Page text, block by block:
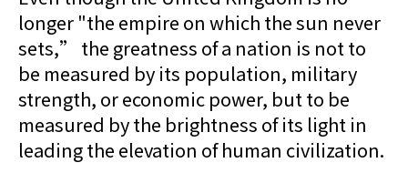
longer "the empire on which the sun never
sets,” the greatness of a nation is not to
be measured by its population, military
strength, or economic power, but to be
measured by the brightness of its light in
leading the elevation of human civilization.